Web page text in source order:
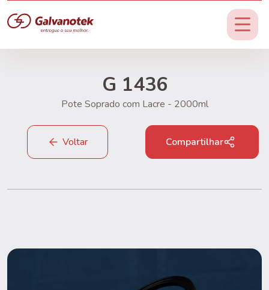
Voltar
G 1436
Pote Soprado com Lacre - 2000ml
Compartilhar